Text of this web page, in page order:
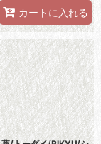
カートに入れる